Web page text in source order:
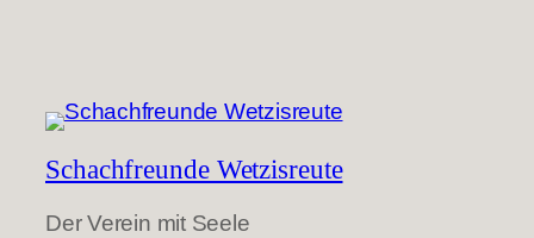
Schachfreunde Wetzisreute
Der Verein mit Seele